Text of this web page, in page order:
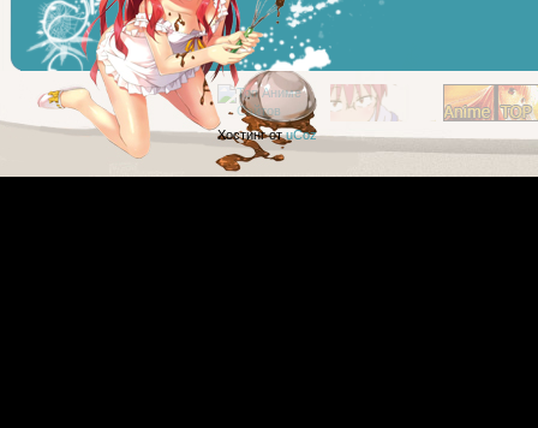
Хостинг отuCoz